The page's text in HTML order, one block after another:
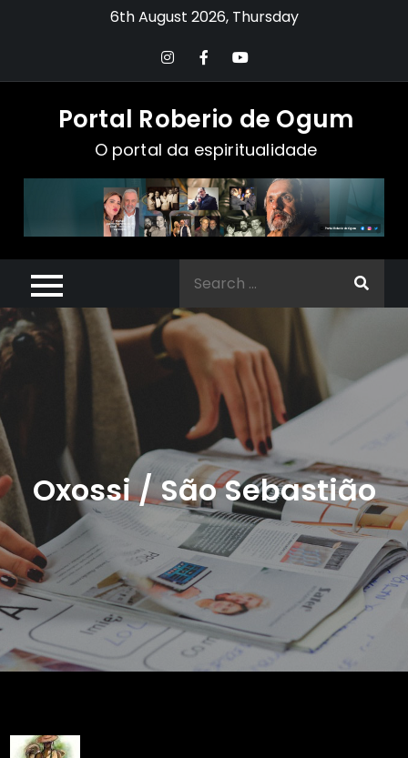
6th August 2026, Thursday
Portal Roberio de Ogum
O portal da espiritualidade
Oxossi / São Sebastião